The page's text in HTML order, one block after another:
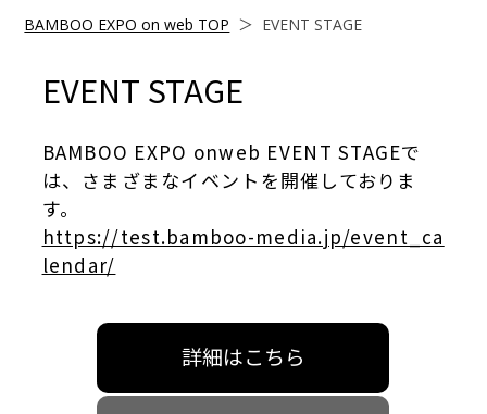
BAMBOO EXPO on web TOP ＞ EVENT STAGE
EVENT STAGE
BAMBOO EXPO onweb EVENT STAGEで
は、さまざまなイベントを開催しておりま
す。
https://test.bamboo-media.jp/event_ca
lendar/
詳細はこちら